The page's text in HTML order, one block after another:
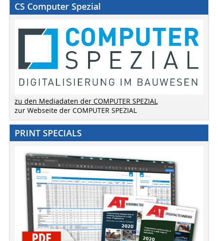
CS Computer Spezial
zu den Mediadaten der COMPUTER SPEZIAL
zur Webseite der COMPUTER SPEZIAL
PRINT SPECIALS